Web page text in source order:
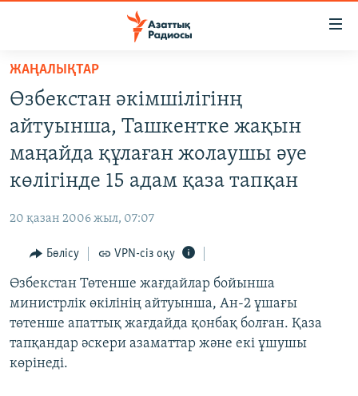
Skip
main
content
to
main
Skip
Search
ЖАҢАЛЫҚТАР
AZATTYQTV
ҚАҢТАР ОҚИҒАСЫ
ӘЛЕУМЕТ
ӘЛЕМ
АРНАЙЫ ЖОБАЛАР
Русский
ЖАЗЫЛЫҢЫЗ
ЖАҢАЛЫҚТАР
Өзбекстан әкімшілігінң
айтуынша, Ташкентке жақын
маңайда құлаған жолаушы әуе
көлігінде 15 адам қаза тапқан
20 қазан 2006 жыл, 07:07
Бөлісу VPN-сіз оқу
Өзбекстан Төтенше жағдайлар бойынша
министрлік өкілінің айтуынша, Ан-2 ұшағы
төтенше апаттық жағдайда қонбақ болған. Қаза
тапқандар әскери азаматтар және екі ұшушы
көрінеді.